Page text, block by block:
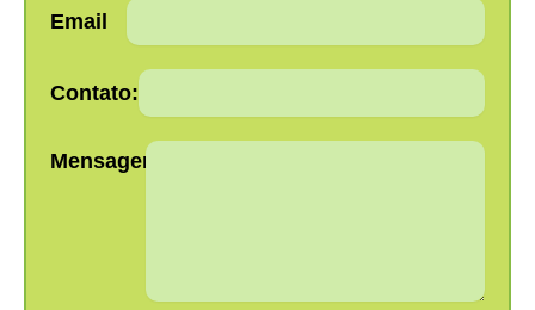
Email
Contato:
Mensagem: